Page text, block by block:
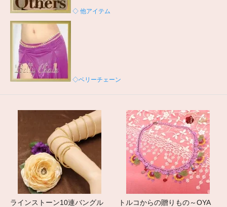
◇ 他アイテム
◇ベリーチェーン
ラインストーン10連バングル
トルコからの贈りもの～OYA